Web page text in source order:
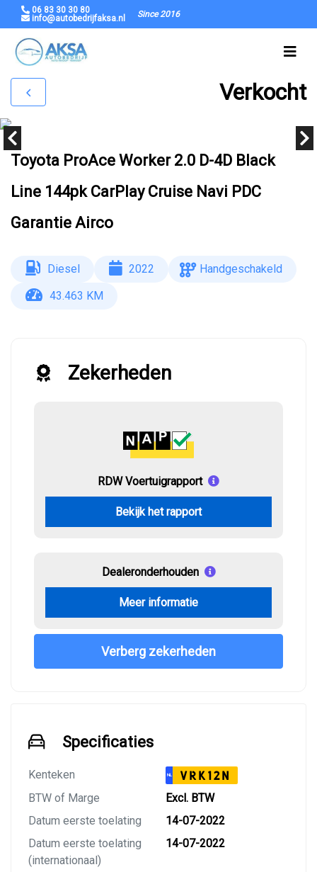
06 83 30 30 80
info@autobedrijfaksa.nl
Since 2016
Verkocht
Toyota ProAce Worker 2.0 D-4D Black
Line 144pk CarPlay Cruise Navi PDC
Garantie Airco
Diesel 2022
Handgeschakeld
43.463 KM
Zekerheden
RDW Voertuigrapport
Bekijk het rapport
Dealeronderhouden
Meer informatie
Verberg zekerheden
Specificaties
Kenteken NL VRK12N
BTW of Marge
Excl. BTW
Datum eerste toelating
14-07-2022
Datum eerste toelating
(internationaal)
14-07-2022